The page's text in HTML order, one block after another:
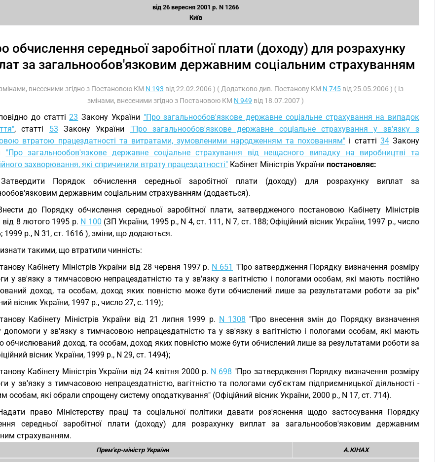
від 26 вересня 2001 р. N 1266
Київ
обчислення середньої заробітної плати (доходу) для розрахунку
за загальнообов'язковим державним соціальним страхуванням
змінами, внесеними згідно з Постановою КМ N 193 від 22.02.2006 ) ( Додатково див. Постанову КМ N 745від 25.05.2006 ) ( Із
змінами, внесеними згідно з Постановою КМ N 949 від 18.07.2007 )
до статті23 Закону України "Про загальнообов'язкове державне соціальне страхування на випадок
, статті 53 Закону України "Про загальнообов'язкове державне соціальне страхування у зв'язку з
втратою працездатності та витратами, зумовленими народженням та похованням" і статті 34Закону
"Про загальнообов'язкове державне соціальне страхування від нещасного випадку на виробництві та
захворювання, які спричинили втрату працездатності" Кабінет Міністрів України постановляє:
Порядок обчислення середньої заробітної плати (доходу) для розрахунку виплат за
державним соціальним страхуванням (додається).
до Порядку обчислення середньої заробітної плати, затвердженого постановою Кабінету Міністрів
від 8 лютого 1995 р. N 100 (ЗП України, 1995 р., N 4, ст. 111, N 7, ст. 188; Офіційний вісник України, 1997 р., число
1999 р., N 31, ст. 1616 ), зміни, що додаються.
такими, що втратили чинність:
Кабінету Міністрів України від 28 червня 1997 р. N 651 "Про затвердження Порядку визначення розміру
у зв'язку з тимчасовою непрацездатністю та у зв'язку з вагітністю і пологами особам, які мають постійно
доход, та особам, доход яких повністю може бути обчислений лише за результатами роботи за рік"
вісник України, 1997 р., число 27, с. 119);
Кабінету Міністрів України від 21 липня 1999 р. N 1308 "Про внесення змін до Порядку визначення
допомоги у зв'язку з тимчасовою непрацездатністю та у зв'язку з вагітністю і пологами особам, які мають
обчислюваний доход, та особам, доход яких повністю може бути обчислений лише за результатами роботи за
вісник України, 1999 р., N 29, ст. 1494);
Кабінету Міністрів України від 24 квітня 2000 р. N 698 "Про затвердження Порядку визначення розміру
у зв'язку з тимчасовою непрацездатністю, вагітністю та пологами суб'єктам підприємницької діяльності -
особам, які обрали спрощену систему оподаткування" (Офіційний вісник України, 2000 р., N 17, ст. 714).
право Міністерству праці та соціальної політики давати роз'яснення щодо застосування Порядку
середньої заробітної плати (доходу) для розрахунку виплат за загальнообов'язковим державним
страхуванням.
Прем'єр-міністр України А.КІНАХ